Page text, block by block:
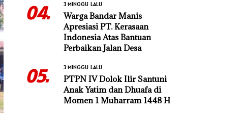
04. 3 MINGGU LALU
Warga Bandar Manis
Apresiasi PT. Kerasaan
Indonesia Atas Bantuan
Perbaikan Jalan Desa
05. 3 MINGGU LALU
PTPN IV Dolok Ilir Santuni
Anak Yatim dan Dhuafa di
Momen 1 Muharram 1448 H